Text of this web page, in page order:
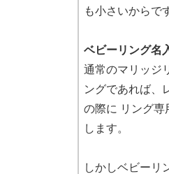
も小さいからで
ベビーリング名
通常のマリッジ
ングであれば、
の際に リング専
します。
しかしベビーリ